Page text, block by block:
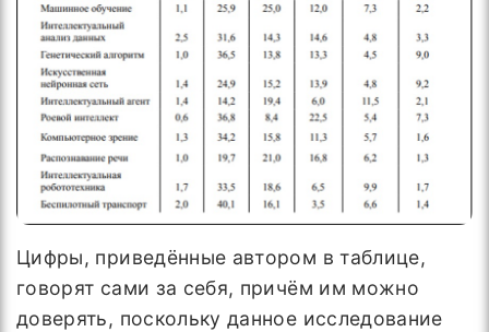
Цифры, приведённые автором в таблице,
говорят сами за себя, причём им можно
доверять, поскольку данное исследование